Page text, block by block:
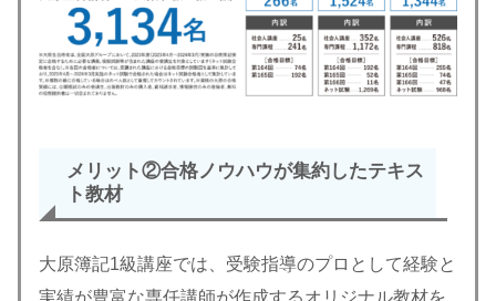
メリット②合格ノウハウが集約したテキス
ト教材
大原簿記1級講座では、受験指導のプロとして経験と